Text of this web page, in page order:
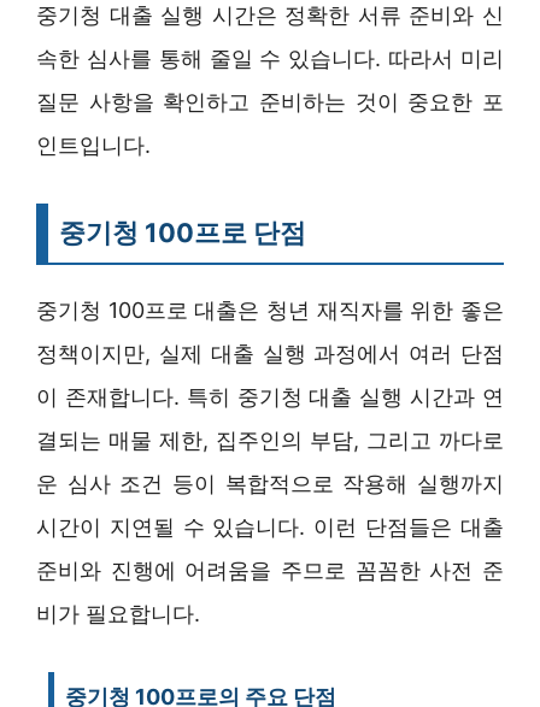
중기청 대출 실행 시간은 정확한 서류 준비와 신
속한 심사를 통해 줄일 수 있습니다. 따라서 미리
질문 사항을 확인하고 준비하는 것이 중요한 포
인트입니다.
중기청 100프로 단점
중기청 100프로 대출은 청년 재직자를 위한 좋은
정책이지만, 실제 대출 실행 과정에서 여러 단점
이 존재합니다. 특히 중기청 대출 실행 시간과 연
결되는 매물 제한, 집주인의 부담, 그리고 까다로
운 심사 조건 등이 복합적으로 작용해 실행까지
시간이 지연될 수 있습니다. 이런 단점들은 대출
준비와 진행에 어려움을 주므로 꼼꼼한 사전 준
비가 필요합니다.
중기청 100프로의 주요 단점